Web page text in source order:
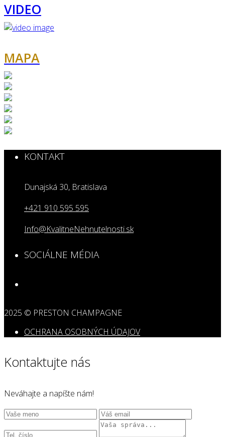
VIDEO
MAPA
KONTAKT
Dunajská 30, Bratislava
+421 910 595 595
Info@KvalitneNehnutelnosti.sk
SOCIÁLNE MÉDIA
2025 © PRESTON CHAMPAGNE
OCHRANA OSOBNÝCH ÚDAJOV
Kontaktujte nás
Neváhajte a napíšte nám!